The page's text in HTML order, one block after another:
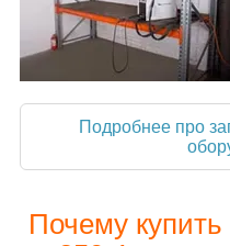
Подробнее про
Почему